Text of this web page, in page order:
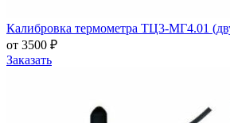
Калибровка термометра ТЦ3-МГ4.01
от 3500 ₽
Заказать